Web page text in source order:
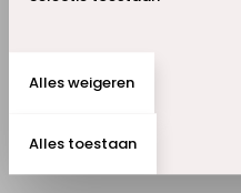
Alles toestaan
Alles weigeren